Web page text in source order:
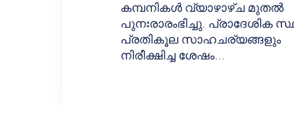
കമ്പനികൾ വ്യാഴാഴ്ച മുതൽ
പുനഃരാരംഭിച്ചു. പ്രാദേശിക
പ്രതികൂല സാഹചര്യങ്ങളും
നിരീക്ഷിച്ച ശേഷം...